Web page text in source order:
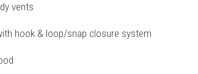
vents
hook & loop/snap closure system